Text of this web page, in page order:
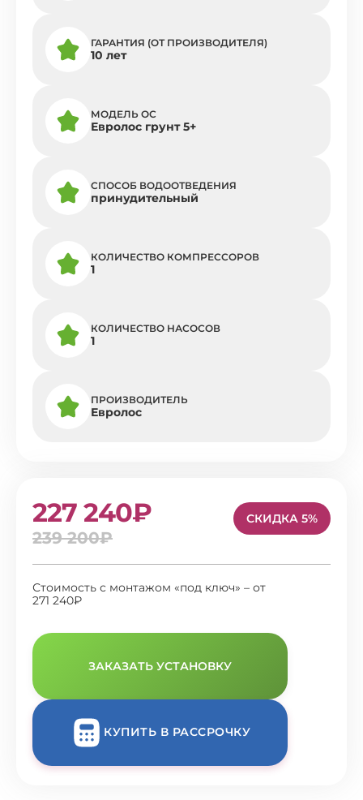
ГАРАНТИЯ (ОТ ПРОИЗВОДИТЕЛЯ)
10 лет
МОДЕЛЬ ОС
Евролос грунт 5+
СПОСОБ ВОДООТВЕДЕНИЯ
принудительный
КОЛИЧЕСТВО КОМПРЕССОРОВ
1
КОЛИЧЕСТВО НАСОСОВ
1
ПРОИЗВОДИТЕЛЬ
Евролос
227 240₽
239 200₽
СКИДКА 5%
Стоимость с монтажом «под ключ» – от
271 240₽
ЗАКАЗАТЬ УСТАНОВКУ
КУПИТЬ В РАССРОЧКУ